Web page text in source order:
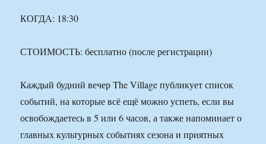
КОГДА: 18:30
СТОИМОСТЬ: бесплатно (после регистрации)
Каждый будний вечер The Village публикует список
событий, на которые всё ещё можно успеть, если вы
освобождаетесь в 5 или 6 часов, а также напоминает о
главных культурных событиях сезона и приятных